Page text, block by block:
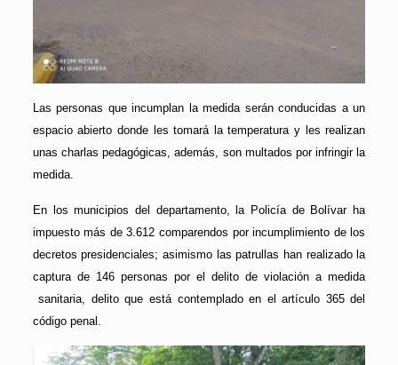
Las personas que incumplan la medida serán conducidas a un
espacio abierto donde les tomará la temperatura y les realizan
unas charlas pedagógicas, además, son multados por infringir la
medida.
En los municipios del departamento, la Policía de Bolívar ha
impuesto más de 3.612 comparendos por incumplimiento de los
decretos presidenciales; asimismo las patrullas han realizado la
captura de 146 personas por el delito de violación a medida
sanitaria, delito que está contemplado en el artículo 365 del
código penal.